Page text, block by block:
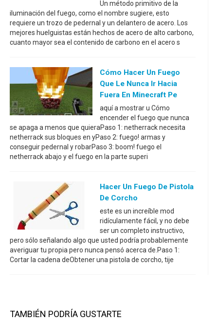
Un método primitivo de la
iluminación del fuego, como el nombre sugiere, esto
requiere un trozo de pedernal y un delantero de acero. Los
mejores huelguistas están hechos de acero de alto carbono,
cuanto mayor sea el contenido de carbono en el acero s
Cómo Hacer Un Fuego
Que Le Nunca Ir Hacia
Fuera En Minecraft Pe
aquí a mostrar u Cómo
encender el fuego que nunca
se apaga a menos que quieraPaso 1: netherrack necesita
netherrack sus bloques en yPaso 2: fuego! armas y
conseguir pedernal y robarPaso 3: boom! fuego el
netherrack abajo y el fuego en la parte superi
Hacer Un Fuego De Pistola
De Corcho
este es un increíble mod
ridículamente fácil, y no debe
ser un completo instructivo,
pero sólo señalando algo que usted podría probablemente
averiguar tu propia pero nunca pensó acerca de.Paso 1:
Cortar la cadena deObtener una pistola de corcho, tije
TAMBIÉN PODRÍA GUSTARTE